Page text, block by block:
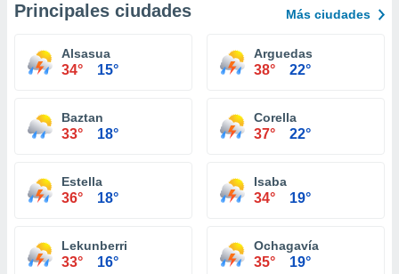
Principales ciudades Más ciudades
Alsasua
34° 15°
Arguedas
38° 22°
Baztan
33° 18°
Corella
37° 22°
Estella
36° 18°
Isaba
34° 19°
Lekunberri
33° 16°
Ochagavía
35° 19°